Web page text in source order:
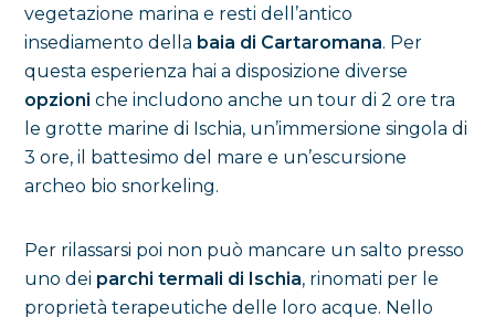
vegetazione marina e resti dell’antico
insediamento della baia di Cartaromana. Per
questa esperienza hai a disposizione diverse
opzioni che includono anche un tour di 2 ore tra
le grotte marine di Ischia, un’immersione singola di
3 ore, il battesimo del mare e un’escursione
archeo bio snorkeling.
Per rilassarsi poi non può mancare un salto presso
uno dei parchi termali di Ischia, rinomati per le
proprietà terapeutiche delle loro acque. Nello